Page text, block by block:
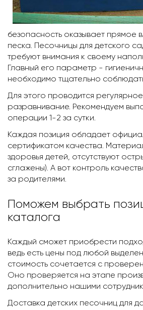
безопасность оказывает прямое
песка. Песочницы для детского
требуют внимания к своему
Главный его параметр -
необходимо тщательно
Для этого проводится
разравнивание. Рекомендуем
операции 1-2 за сутки.
Каждая позиция обладает
сертификатом качества.
здоровья детей, отсутствуют
сглажены). А вот контроль
за родителями.
Поможем выбрать
каталога
Каждый сможет приобрести
ведь есть цены под любой
стоимость сочетается с
Оно проверяется на этапе
дополнительно нашими
Доставка детских песочниц для